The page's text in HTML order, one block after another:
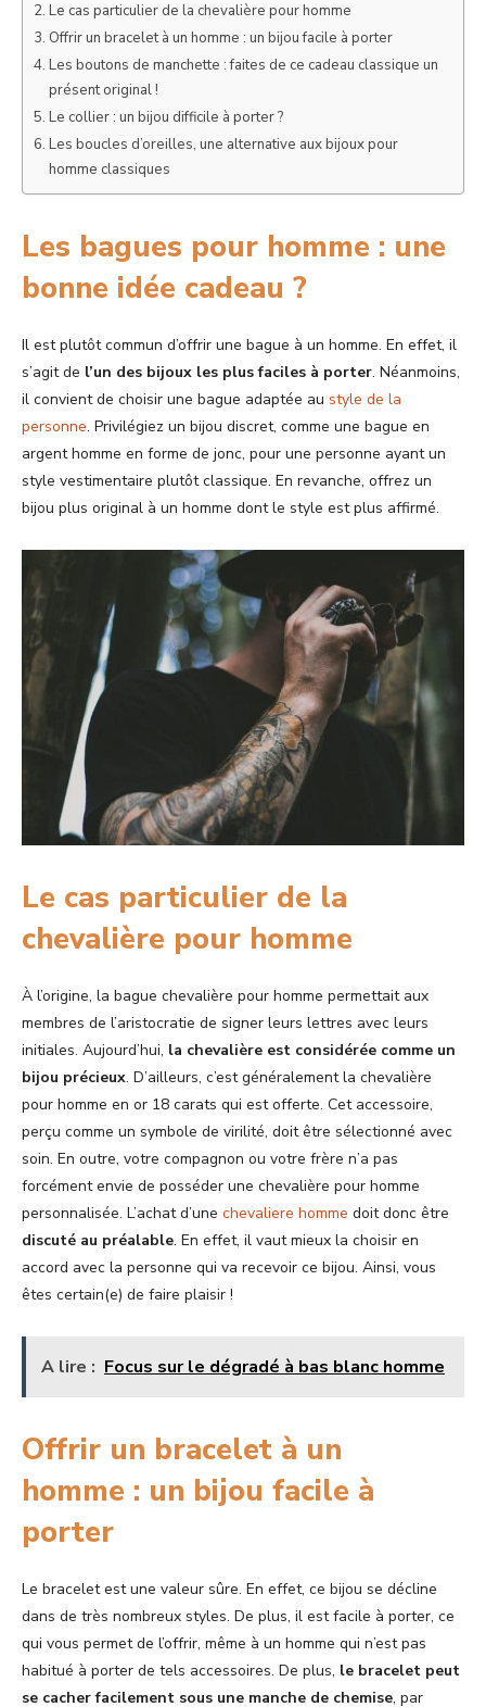
Le cas particulier de la chevalière pour homme
Offrir un bracelet à un homme : un bijou facile à porter
Les boutons de manchette : faites de ce cadeau classique un
présent original !
Le collier : un bijou difficile à porter ?
Les boucles d’oreilles, une alternative aux bijoux pour
homme classiques
Les bagues pour homme : une
bonne idée cadeau ?
Il est plutôt commun d’offrir une bague à un homme. En effet, il
s’agit de l’un des bijoux les plus faciles à porter. Néanmoins,
il convient de choisir une bague adaptée au style de la
personne. Privilégiez un bijou discret, comme une bague en
argent homme en forme de jonc, pour une personne ayant un
style vestimentaire plutôt classique. En revanche, offrez un
bijou plus original à un homme dont le style est plus affirmé.
Le cas particulier de la
chevalière pour homme
À l’origine, la bague chevalière pour homme permettait aux
membres de l’aristocratie de signer leurs lettres avec leurs
initiales. Aujourd’hui, la chevalière est considérée comme un
bijou précieux. D’ailleurs, c’est généralement la chevalière
pour homme en or 18 carats qui est offerte. Cet accessoire,
perçu comme un symbole de virilité, doit être sélectionné avec
soin. En outre, votre compagnon ou votre frère n’a pas
forcément envie de posséder une chevalière pour homme
personnalisée. L’achat d’une chevaliere homme doit donc être
discuté au préalable. En effet, il vaut mieux la choisir en
accord avec la personne qui va recevoir ce bijou. Ainsi, vous
êtes certain(e) de faire plaisir !
A lire : Focus sur le dégradé à bas blanc homme
Offrir un bracelet à un
homme : un bijou facile à
porter
Le bracelet est une valeur sûre. En effet, ce bijou se décline
dans de très nombreux styles. De plus, il est facile à porter, ce
qui vous permet de l’offrir, même à un homme qui n’est pas
habitué à porter de tels accessoires. De plus, le bracelet peut
se cacher facilement sous une manche de chemise, par